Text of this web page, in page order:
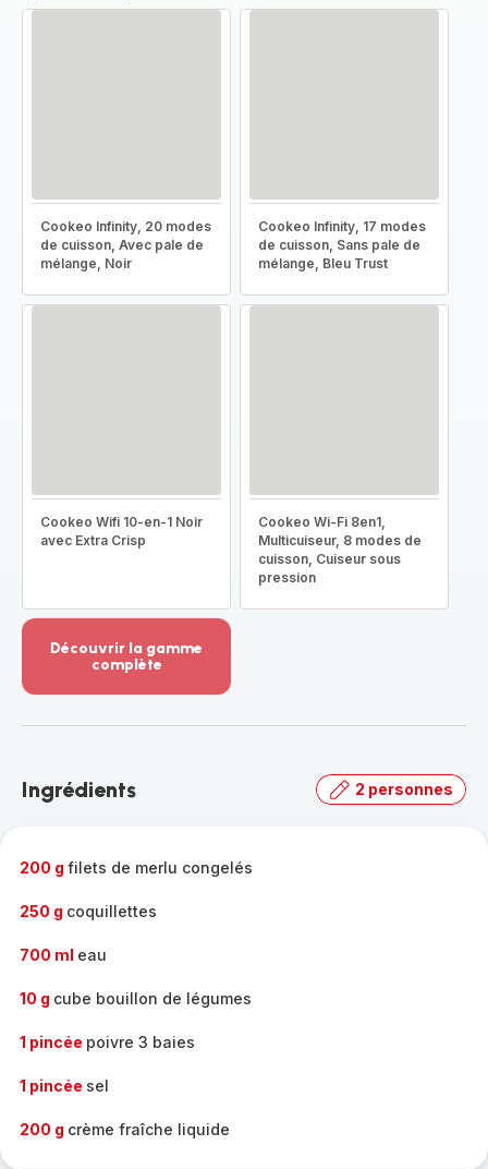
Cookeo Infinity, 20 modes
de cuisson, Avec pale de
mélange, Noir
Cookeo Infinity, 17 modes
de cuisson, Sans pale de
mélange, Bleu Trust
Cookeo Wifi 10-en-1 Noir
avec Extra Crisp
Cookeo Wi-Fi 8en1,
Multicuiseur, 8 modes de
cuisson, Cuiseur sous
pression
Découvrir la gamme
complète
-
gamme
Ingrédients 2 personnes
200 g filets de merlu congelés
250 g coquillettes
700 ml eau
10 g cube bouillon de légumes
1 pincée poivre 3 baies
1 pincée sel
200 g crème fraîche liquide